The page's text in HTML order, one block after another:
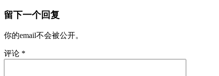
留下一个回复
你的email不会被公开。
评论 *